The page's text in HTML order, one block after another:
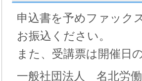
申込書を予めファック
お振込ください。
また、受講票は開催日
一般社団法人 名北労